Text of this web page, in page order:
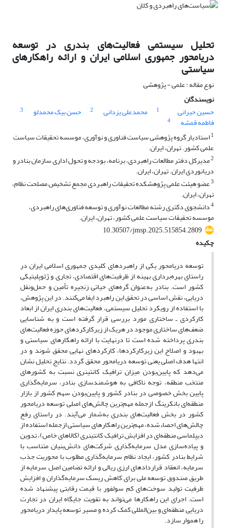
تحلیل سیستمی‌ فعالیت‌های‌ بندری در توسعه
دریامحور جمهوری اسلامی ایران و ارائه راهکارهای
سیاستی
نوع مقاله : علمی - پژوهشی
نویسندگان
حسین حیرانی
1 محمدعلی یزدانی 2 حسن بیک محمدلو 3
فاطمه قمشه
4
1استادیار گروه پژوهشی سیاست فناوری و نوآوری، موسسه تحقیقات سیاست
علمی کشور. تهران، ایران.
2مدیرکل دفتر مطالعات راهبردی، برنامه، بودجه و تحول اداری سازمان بنادر و
دریانوردی ایران. تهران، ایران.
3عضو هیئت علمی پژوهشکده تحقیقات راهبردی مجمع تشخیص مصلحت نظام،
تهران، ایران.
4دانشجوی دکتری رشته مطالعات نوآوری و توسعه فناوری‌های راهبردی،
موسسه تحقیقات سیاست علمی کشور، تهران، ایران.
10.30507/jmsp.2025.515854.2809
چکیده
توسعه دریامحور یکی از راهبردهای کلیدی جمهوری اسلامی ایران در
راستای بهره‌برداری بهینه از ظرفیت‌های اقتصادی، تجاری و ژئوپلیتیکی
کشور است. بنادر به‌عنوان گره‌های حیاتی زنجیره تأمین و حمل‌ونقل
دریایی، نقش اساسی در تحقق این راهبرد ایفا می‌کنند. در این پژوهش،
با استفاده از رویکرد تحلیل سیستمی، فعالیت‌های بندری ایران از ابعاد
کارکردی ـ ساختاری مورد بررسی قرار گرفته است و به شناسایی
ضعف‌های ساختاری موجود در هریک از زیرکارکردهای حوزه فعالیت‌های
بندری پرداخته شده است تا درنهایت با ارائه راهکارهای سیاستی و
بهبود و اصلاح این زیرکارکردها، کارکردهای نهایی محقق شوند و در
انتها هدف اصلی یعنی توسعه دریامحور محقق گردد. نتایج تحلیل نشان
می‌دهد که پایین‌بودن میزان ترافیک کانتینری نسبت به کشورهای
منتخب منطقه، توجه ناکافی به هوشمندسازی بنادر، سرمایه‌گذاری
پایین بخش خصوصی در بنادر کشور و پایین‌بودن سهم کشور از بازار
منطقه‌ای بانکرینگ ازجمله مهم‌ترین چالش‌های اصلی توسعه دریامحور
کشور در بخش فعالیت‌های بندری به‌شمار می‌آیند. در راستای رفع
چالش‌های احصاء‌شده، مهم‌ترین راهکارهای سیاستی ازجمله استفاده از
دیپلماسی منطقه‌ای در افزایش ترافیک کانتینری (کالاهای خاص)، تدوین
و پیاده‌سازی مدل سرمایه‌گذاری شرکت‌های دانش‌بنیان متناسب با
شرایط بنادر کشور، ایجاد نظام سرمایه‌گذاری مطلوب با محوریت جذب
سرمایه، انعقاد قراردادهای ارزی ریالی و ارائه تضامین اصل سرمایه از
طریق صندوق توسعه ملی برای کاهش ریسک سرمایه‌گذاران و افزایش
ظرفیت تولید سوخت‌های کم سولفور با قیمت رقابتی پیشنهاد شده
است. اجرای این راهکارها می‌تواند به تقویت جایگاه ایران در تجارت
دریایی منطقه‌ای و بین‌المللی کمک کرده و مسیر توسعه پایدار دریامحور
را هموار سازد.